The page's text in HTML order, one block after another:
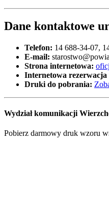
Dane kontaktowe
Telefon: 14 688-34-07,
E-mail:
Strona internetowa:
Internetowa
Druki do pobrania:
Wydział komunikacji
Pobierz darmowy druk wzoru